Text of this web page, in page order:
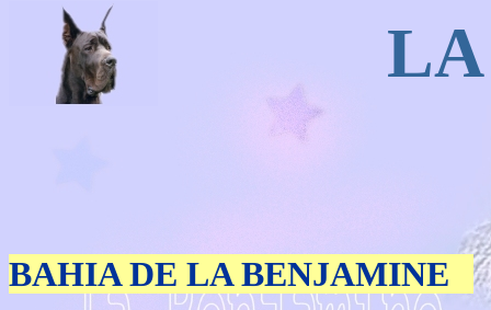
BAHIA DE LA BENJAMINE